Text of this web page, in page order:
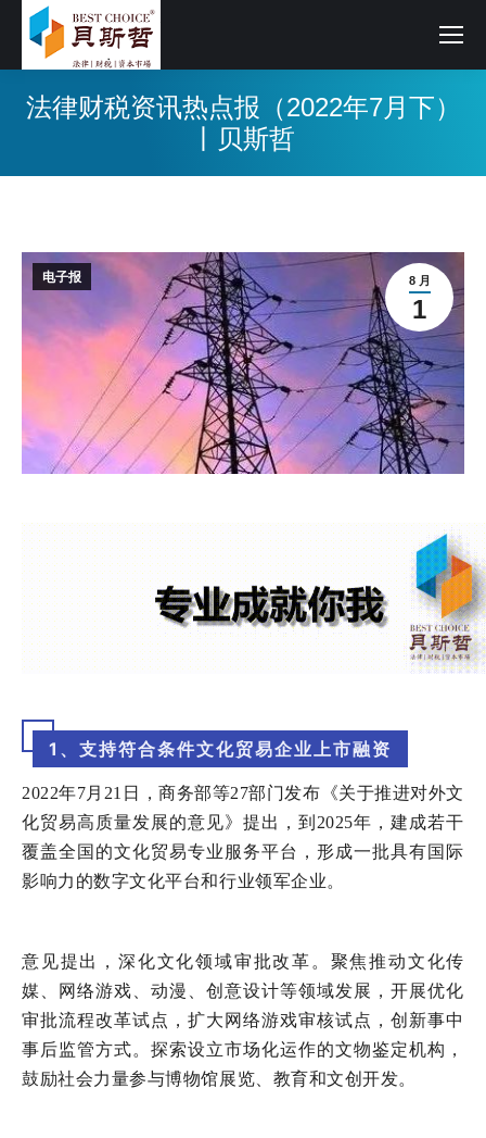
法律财税资讯热点报（2022年7月下）
丨贝斯哲
8 月
1
电子报
1、支持符合条件文化贸易企业上市融资
2022年7月 21 日，商务部等27部门发布《关于推进对外文
化贸易高质量发展的意见》提出，到 2025年，建成若干
覆盖全国的文化贸易专业服务平台，形成一批具有国际
影响力的数字文化平台和行业领军企业。
意见提出，深化文化领域审批改革。聚焦推动文化传
媒、网络游戏、动漫、创意设计等领域发展，开展优化
审批流程改革试点，扩大网络游戏审核试点，创新事中
事后监管方式。探索设立市场化运作的文物鉴定机构，
鼓励社会力量参与博物馆展览、教育和文创开发。